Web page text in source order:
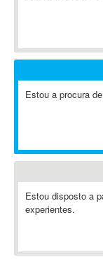
ABAP
Abaqus
ABBYY FineReader
Ableton
Ableton Push
Abstract
Estou a procura
Estou disposto a
experientes.